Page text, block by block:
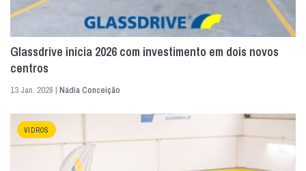
Glassdrive inicia 2026 com investimento em dois novos
centros
13 Jan. 2026 | Nádia Conceição
VIDROS